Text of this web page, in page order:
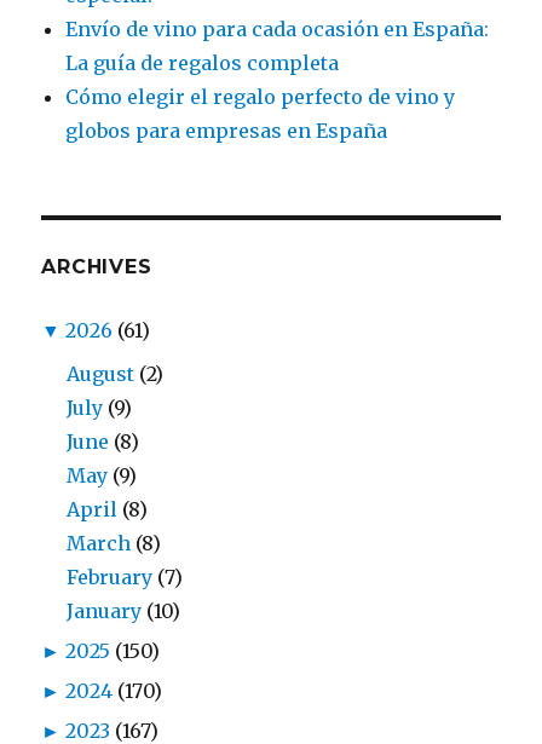
Envío de vino para cada ocasión en España:
La guía de regalos completa
Cómo elegir el regalo perfecto de vino y
globos para empresas en España
ARCHIVES
▼ 2026 (61)
August (2)
July (9)
June (8)
May (9)
April (8)
March (8)
February (7)
January (10)
► 2025 (150)
► 2024 (170)
► 2023 (167)